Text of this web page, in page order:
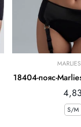
18404-пояс-
ціна
S/M